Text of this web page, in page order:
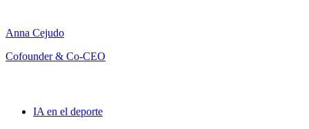
Anna Cejudo
Cofounder & Co-CEO
IA en el deporte